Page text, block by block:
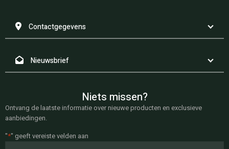
Contactgegevens
Nieuwsbrief
Niets missen?
Ontvang de laatste informatie over nieuwe producten en exclusieve
aanbiedingen.
"*" geeft vereiste velden aan